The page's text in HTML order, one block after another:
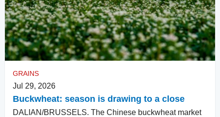
GRAINS
Jul 29, 2026
Buckwheat: season is drawing to a close
DALIAN/BRUSSELS. The Chinese buckwheat market